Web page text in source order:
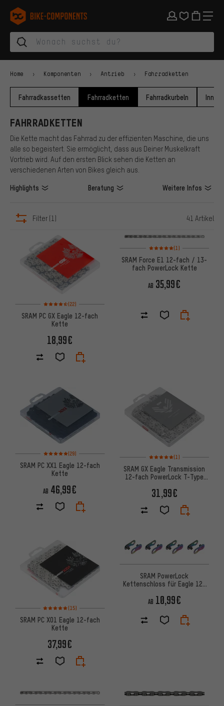
Zur Hauptnavigation springen
Zur Kategorienavigation springen
Zum Inhalt springen
Zu Marken und Newsletter springen
Zur Fußzeile springen
bike-components.de Startseite
Home Komponenten Antrieb Fahrradketten
Fahrradkassetten Fahrradketten Fahrradkurbeln
FAHRRADKETTEN
Die Kette macht das Fahrrad zu der effizienten Maschine, die uns
alle so begeistert. Sie ermöglicht, dass aus Deiner Muskelkraft
Vortrieb wird. Auf den ersten Blick sehen die Ketten an
verschiedenen Arten von Bikes gleich aus.
Highlights Beratung Weitere Infos
Filter (1) 41 Artikel
Bewertungen: 4,5 von 5 basierend auf 22 Bewertungen
(22)
SRAM PC GX Eagle 12-fach
Kette
18,99€
Bewertungen: 5 von 5
(1)
SRAM Force E1 12-fach / 13-
fach PowerLock Kette
AB 35,99€
Bewertungen: 5 von 5 basierend auf 29 Bewertungen
(29)
SRAM PC XX1 Eagle 12-fach
Kette
AB 46,99€
Bewertungen: 5 von 5
(1)
SRAM GX Eagle Transmission
12-fach PowerLock T-Type
31,99€
Bewertungen: 5 von 5 basierend auf 15 Bewertungen
(15)
SRAM PC X01 Eagle 12-fach
Kette
37,99€
SRAM PowerLock
Kettenschloss für Eagle 12-
AB 10,99€